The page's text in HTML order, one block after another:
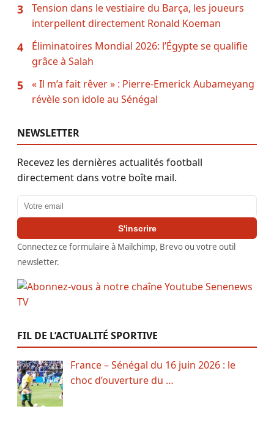
3
Tension dans le vestiaire du Barça, les joueurs
interpellent directement Ronald Koeman
4
Éliminatoires Mondial 2026: l’Égypte se qualifie
grâce à Salah
5
« Il m’a fait rêver » : Pierre-Emerick Aubameyang
révèle son idole au Sénégal
NEWSLETTER
Recevez les dernières actualités football
directement dans votre boîte mail.
Adresse email
S'inscrire
Connectez ce formulaire à Mailchimp, Brevo ou votre outil
newsletter.
FIL DE L’ACTUALITÉ SPORTIVE
France – Sénégal du 16 juin 2026 : le
choc d’ouverture du …